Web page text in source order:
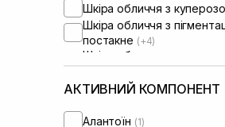
Шкіра обличчя з
Шкіра обличчя з
постакне (+4)
Шкіра обличчя з
порами
Шкіра обличчя з
Шкіра обличчя з
АКТИВНИЙ КОМПОНЕНТ
Алантоїн (1)